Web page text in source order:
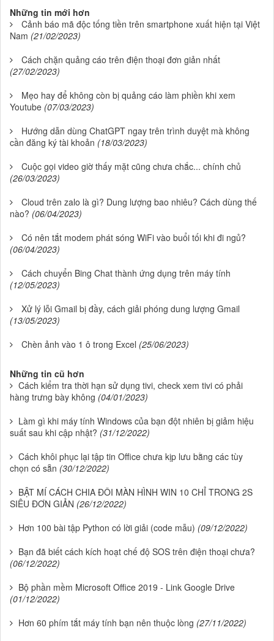
Những tin mới hơn
Cảnh báo mã độc tống tiền trên smartphone xuất hiện tại Việt
Nam (21/02/2023)
Cách chặn quảng cáo trên điện thoại đơn giản nhất
(27/02/2023)
Mẹo hay để không còn bị quảng cáo làm phiền khi xem
Youtube (07/03/2023)
Hướng dẫn dùng ChatGPT ngay trên trình duyệt mà không
cần đăng ký tài khoản (18/03/2023)
Cuộc gọi video giờ thấy mặt cũng chưa chắc... chính chủ
(26/03/2023)
Cloud trên zalo là gì? Dung lượng bao nhiêu? Cách dùng thế
nào? (06/04/2023)
Có nên tắt modem phát sóng WiFi vào buổi tối khi đi ngủ?
(06/04/2023)
Cách chuyển Bing Chat thành ứng dụng trên máy tính
(12/05/2023)
Xử lý lỗi Gmail bị đầy, cách giải phóng dung lượng Gmail
(13/05/2023)
Chèn ảnh vào 1 ô trong Excel (25/06/2023)
Những tin cũ hơn
Cách kiểm tra thời hạn sử dụng tivi, check xem tivi có phải
hàng trưng bày không (04/01/2023)
Làm gì khi máy tính Windows của bạn đột nhiên bị giảm hiệu
suất sau khi cập nhật? (31/12/2022)
Cách khôi phục lại tập tin Office chưa kịp lưu bằng các tùy
chọn có sẵn (30/12/2022)
BẬT MÍ CÁCH CHIA ĐÔI MÀN HÌNH WIN 10 CHỈ TRONG 2S
SIÊU ĐƠN GIẢN (26/12/2022)
Hơn 100 bài tập Python có lời giải (code mẫu) (09/12/2022)
Bạn đã biết cách kích hoạt chế độ SOS trên điện thoại chưa?
(06/12/2022)
Bộ phần mềm Microsoft Office 2019 - Link Google Drive
(01/12/2022)
Hơn 60 phím tắt máy tính bạn nên thuộc lòng (27/11/2022)